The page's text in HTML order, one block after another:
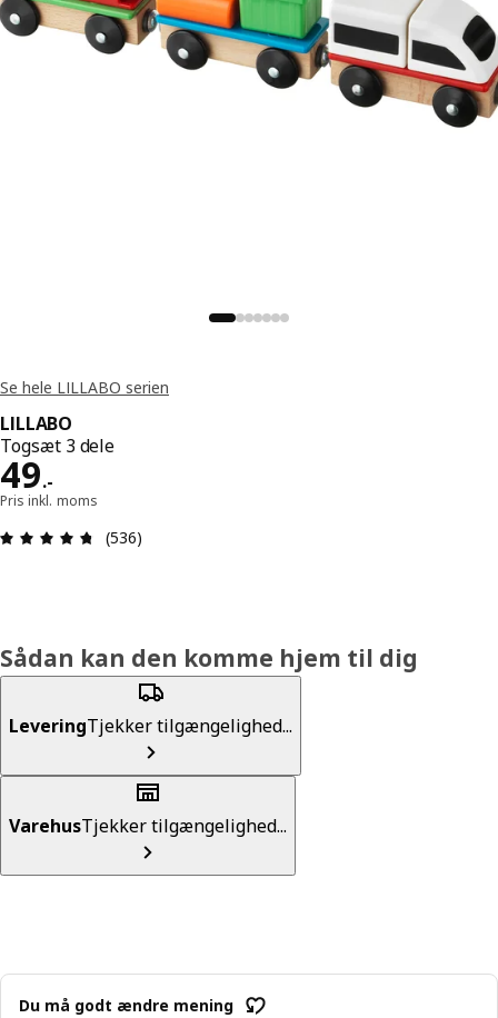
Se hele LILLABO serien
LILLABO
Togsæt 3 dele
49.-
Pris 49.-
Pris inkl. moms
Anmeldelse: 4.7 Ud af 5 Stjerner. Anmeldelser i
(536)
Sådan kan den komme hjem til dig
LeveringTjekker tilgængelighed...
VarehusTjekker tilgængelighed...
Du må godt ændre mening